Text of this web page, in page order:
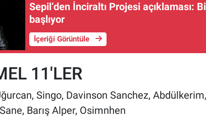
Sepil’den İnciraltı Projesi açıklaması:
başlıyor
İçeriği Görüntüle
11'LER
Singo, Davinson Sanchez,
Barış Alper, Osimnhen